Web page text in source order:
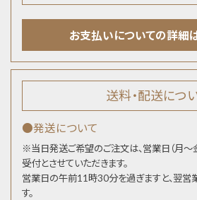
お支払いについての詳細
送料・配送につ
●発送について
※当日発送ご希望のご注文は、営業日（月
受付とさせていただきます。
営業日の午前11時30分を過ぎますと、翌営
す。